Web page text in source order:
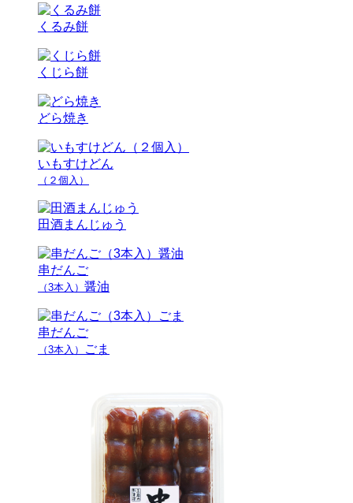
くるみ餅
くじら餅
どら焼き
いもすけどん
（２個入）
田酒まんじゅう
串だんご
（3本入） 醤油
串だんご
（3本入） ごま